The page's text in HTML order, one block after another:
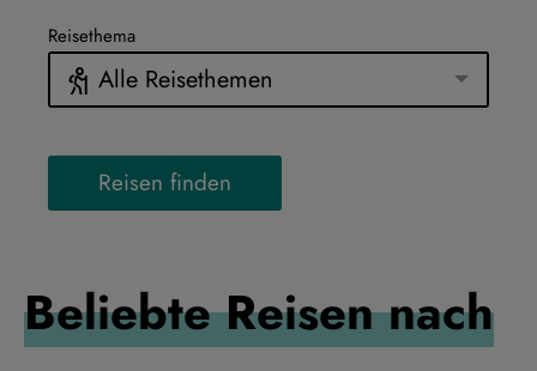
Reisethema
Alle Reisethemen
Reisen finden
Beliebte Reisen nach